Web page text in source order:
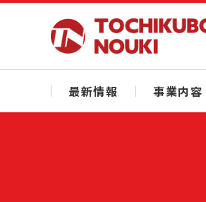
最新情報 事業内容